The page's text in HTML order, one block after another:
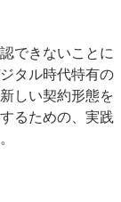
できないことに
タル時代特有の
しい契約形態を
るための、実践